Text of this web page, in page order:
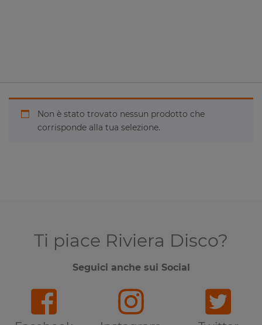
Non è stato trovato nessun prodotto che
corrisponde alla tua selezione.
Ti piace Riviera Disco?
Seguici anche sui Social